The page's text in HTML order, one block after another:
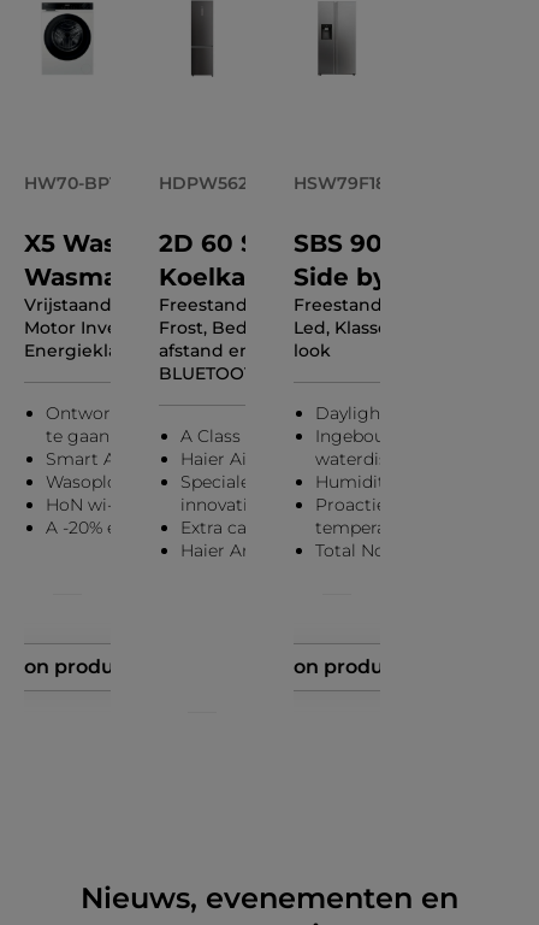
HW70-BP14357TU1
X5 Wasmachine
Wasmachine
Vrijstaand, 7 Kg, 1400 RPM,
Motor Inverter BPM,
Energieklasse A
Ontworpen om 20 jaar mee
te gaan
Smart AI Cycle
Wasoplossingen op maat.
HoN wi-fi connectiviteit
A -20% energie-efficiëntie
Toon product
HDPW5620ANPD
2D 60 Series 5 Pro
Koelkast
Freestanding, 2 doors, No
Frost, Bediening vanop
afstand en content (Wi-Fi +
BLUETOOTH®), Licht Led
A Class
Haier Air Surround
Speciale laden met
innovatieve technologieën
Extra capacity
Haier Artificial Intelligence
HSW79F18CIMM
SBS 90 Series 7
Side by Side
Freestanding, No Frost,
Led, Klasse C, Roestvrij staal
look
Daylight
Ingebouwde
waterdispenser
Humidity Zone
Proactieve
temperatuurregeling
Total No Frost Technology
Toon product
Nieuws, evenementen en